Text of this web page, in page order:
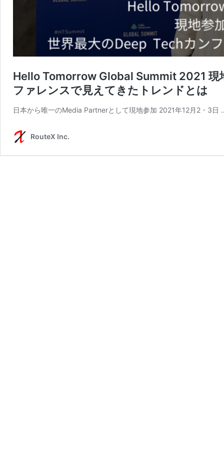
Hello Tomorrow Global Summit 2021
ファレンスで見えてきたトレンドとは
日本から唯一のMedia Partnerとして現地参加 2021年12月2・3
RouteX Inc.